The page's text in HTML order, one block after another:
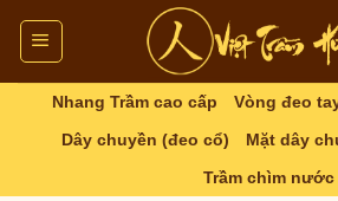
Skip
content
Nhang Trầm cao cấp Vòng đeo
Dây chuyền (đeo cổ)
Mặt dây
Trầm chìm nước